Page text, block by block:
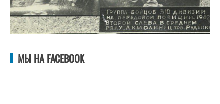
МЫ НА FACEBOOK